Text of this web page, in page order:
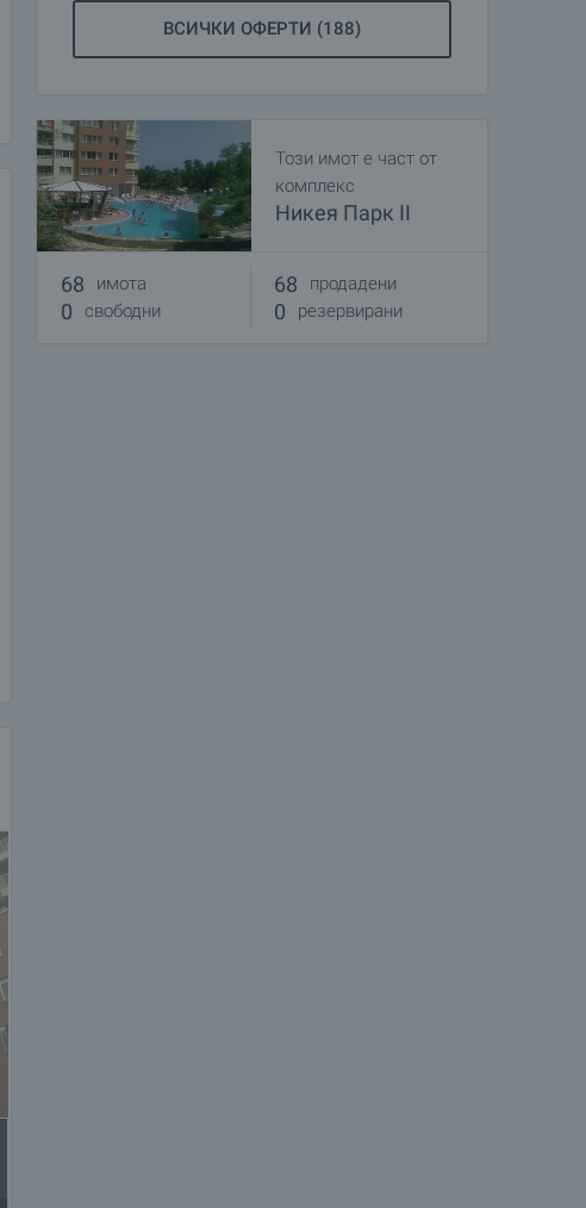
ВСИЧКИ ОФЕРТИ (188)
Този имот е част от
комплекс
Никея Парк II
68 имота
0 свободни
68 продадени
0 резервирани